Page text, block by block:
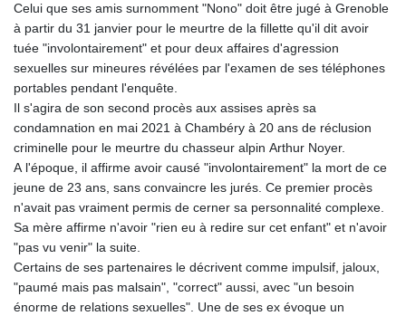
Celui que ses amis surnomment "Nono" doit être jugé à Grenoble
à partir du 31 janvier pour le meurtre de la fillette qu'il dit avoir
tuée "involontairement" et pour deux affaires d'agression
sexuelles sur mineures révélées par l'examen de ses téléphones
portables pendant l'enquête.
Il s'agira de son second procès aux assises après sa
condamnation en mai 2021 à Chambéry à 20 ans de réclusion
criminelle pour le meurtre du chasseur alpin Arthur Noyer.
A l'époque, il affirme avoir causé "involontairement" la mort de ce
jeune de 23 ans, sans convaincre les jurés. Ce premier procès
n'avait pas vraiment permis de cerner sa personnalité complexe.
Sa mère affirme n'avoir "rien eu à redire sur cet enfant" et n'avoir
"pas vu venir" la suite.
Certains de ses partenaires le décrivent comme impulsif, jaloux,
"paumé mais pas malsain", "correct" aussi, avec "un besoin
énorme de relations sexuelles". Une de ses ex évoque un